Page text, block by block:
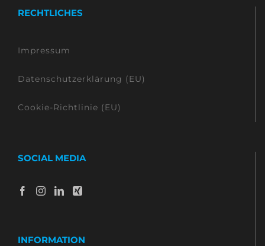
RECHTLICHES
Impressum
Datenschutzerklärung (EU)
Cookie-Richtlinie (EU)
SOCIAL MEDIA
INFORMATION